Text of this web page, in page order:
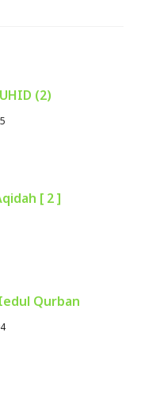
(2)
[ 2 ]
Qurban